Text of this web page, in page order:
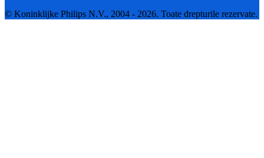
© Koninklijke Philips N.V., 2004 - 2026. Toate drepturile rezervate.